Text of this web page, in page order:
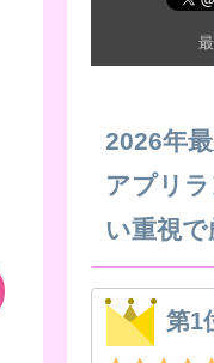
2026年
アプリ
い重視で
第1